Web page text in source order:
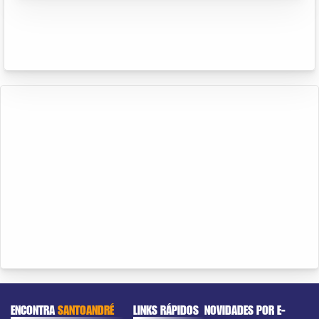
ENCONTRASANTOANDRÉ LINKS RÁPIDOS NOVIDADES POR E-